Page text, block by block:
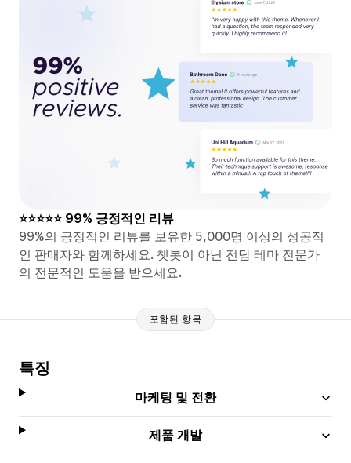
⭐⭐⭐⭐⭐ 99% 긍정적인 리뷰
99%의 긍정적인 리뷰를 보유한 5,000명 이상의 성공적
인 판매자와 함께하세요. 챗봇이 아닌 전담 테마 전문가
의 전문적인 도움을 받으세요.
포함된 항목
특징
마케팅 및 전환
제품 개발